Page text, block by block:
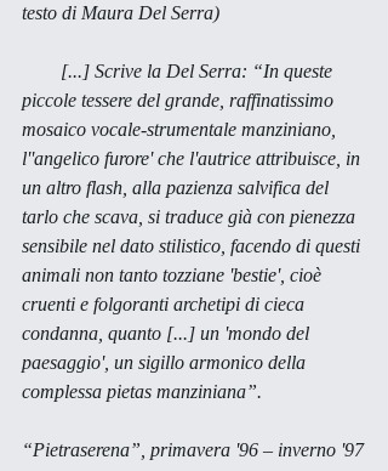
testo di Maura Del Serra)
piccole tessere del grande, raffinatissimo
mosaico vocale-strumentale manziniano,
l''angelico furore' che l'autrice attribuisce, in
un altro flash, alla pazienza salvifica del
tarlo che scava, si traduce già con pienezza
sensibile nel dato stilistico, facendo di questi
animali non tanto tozziane 'bestie', cioè
cruenti e folgoranti archetipi di cieca
condanna, quanto [...] un 'mondo del
paesaggio', un sigillo armonico della
complessa pietas manziniana”.
“Pietraserena”, primavera '96 – inverno '97